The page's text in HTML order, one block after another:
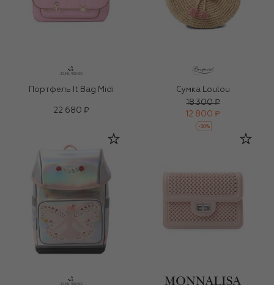
Портфель It Bag Midi
22 680 ₽
Сумка Loulou
18 300 ₽
12 800 ₽
-30%